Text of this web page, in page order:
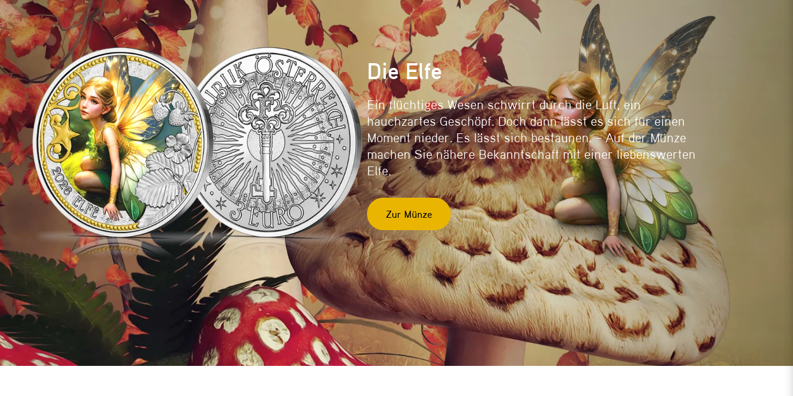
Die Elfe
Ein flüchtiges Wesen schwirrt durch die Luft, ein
hauchzartes Geschöpf. Doch dann lässt es sich für einen
Moment nieder. Es lässt sich bestaunen. – Auf der Münze
machen Sie nähere Bekanntschaft mit einer liebenswerten
Elfe.
Zur Münze